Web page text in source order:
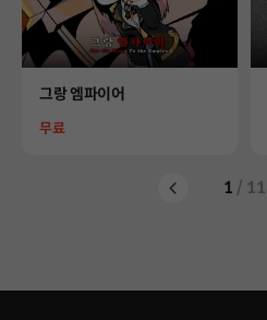
Product
그랑 엠파이어
Price
무료
1 / 11